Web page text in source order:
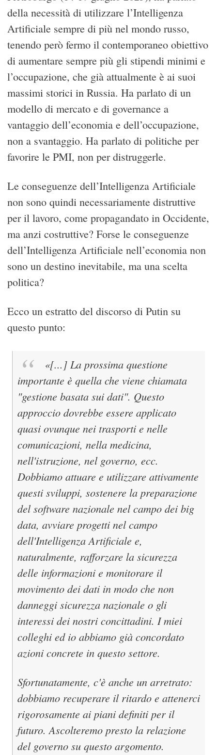
della necessità di utilizzare l’Intelligenza
Artificiale sempre di più nel mondo russo,
tenendo però fermo il contemporaneo obiettivo
di aumentare sempre più gli stipendi minimi e
l’occupazione, che già attualmente è ai suoi
massimi storici in Russia. Ha parlato di un
modello di mercato e di governance a
vantaggio dell’economia e dell’occupazione,
non a svantaggio. Ha parlato di politiche per
favorire le PMI, non per distruggerle.
Le conseguenze dell’Intelligenza Artificiale
non sono quindi necessariamente distruttive
per il lavoro, come propagandato in Occidente,
ma anzi costruttive? Forse le conseguenze
dell’Intelligenza Artificiale nell’economia non
sono un destino inevitabile, ma una scelta
politica?
Ecco un estratto del discorso di Putin su
questo punto:
«[...] La prossima questione
importante è quella che viene chiamata
"gestione basata sui dati". Questo
approccio dovrebbe essere applicato
quasi ovunque nei trasporti e nelle
comunicazioni, nella medicina,
nell'istruzione, nel governo, ecc.
Dobbiamo attuare e utilizzare attivamente
questi sviluppi, sostenere la preparazione
del software nazionale nel campo dei big
data, avviare progetti nel campo
dell'Intelligenza Artificiale e,
naturalmente, rafforzare la sicurezza
delle informazioni e monitorare il
movimento dei dati in modo che non
danneggi sicurezza nazionale o gli
interessi dei nostri concittadini. I miei
colleghi ed io abbiamo già concordato
azioni concrete in questo settore.
Sfortunatamente, c'è anche un arretrato:
dobbiamo recuperare il ritardo e attenerci
rigorosamente ai piani definiti per il
futuro. Ascolteremo presto la relazione
del governo su questo argomento.